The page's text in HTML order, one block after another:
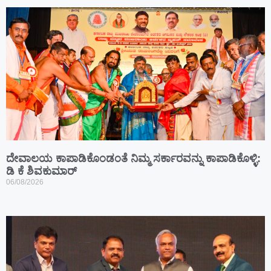
ದೇವಾಲಯ ಕಾಪಾಡಿಕೊಂಡಂತೆ ನಿಮ್ಮ ಸರ್ಕಾರವನ್ನು ಕಾಪಾಡಿಕೊಳ್ಳಿ:
ಡಿ ಕೆ ಶಿವಕುಮಾರ್
06/08/2026